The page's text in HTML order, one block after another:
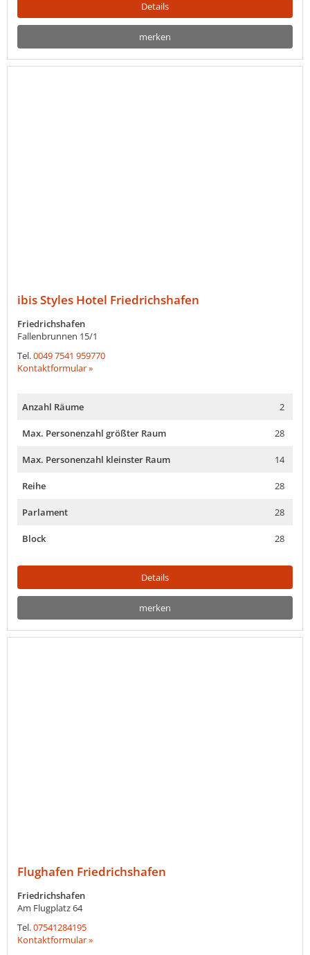
Details
merken
ibis Styles Hotel Friedrichshafen
Friedrichshafen
Fallenbrunnen 15/1
Tel.0049 7541 959770
Kontaktformular »
Anzahl Räume 2
Max. Personenzahl größter Raum 28
Max. Personenzahl kleinster Raum 14
Reihe 28
Parlament 28
Block 28
Details
merken
Flughafen Friedrichshafen
Friedrichshafen
Am Flugplatz 64
Tel.07541284195
Kontaktformular »